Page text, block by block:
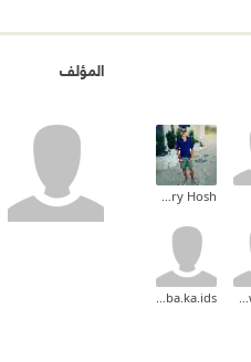
Nicola Khoury Hosh
mahawanyan
kotaiba.ka.ids
المؤلف